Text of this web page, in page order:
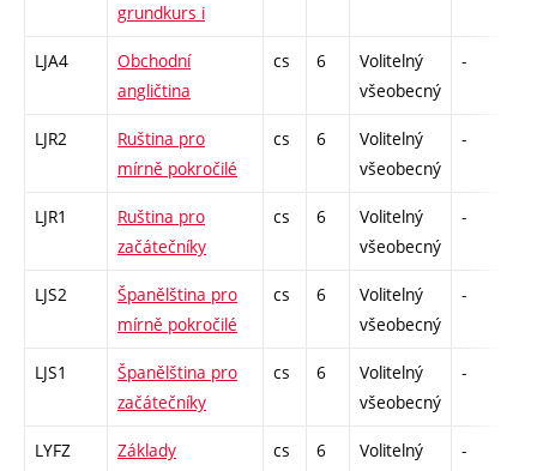
grundkurs i
LJA4
Obchodní
angličtina
cs 6
Volitelný
všeobecný
-
LJR2
Ruština pro
mírně pokročilé
cs 6
Volitelný
všeobecný
-
LJR1
Ruština pro
začátečníky
cs 6
Volitelný
všeobecný
-
LJS2
Španělština pro
mírně pokročilé
cs 6
Volitelný
všeobecný
-
LJS1
Španělština pro
začátečníky
cs 6
Volitelný
všeobecný
-
LYFZ
Základy
cs 6
Volitelný
-